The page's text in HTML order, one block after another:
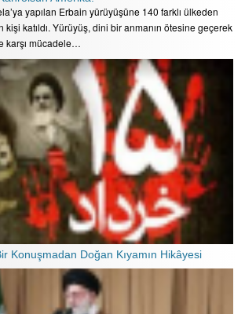
yapılan Erbain yürüyüşüne 140 farklı ülkeden
kişi katıldı. Yürüyüş, dini bir anmanın ötesine geçerek
karşı mücadele…
Konuşmadan Doğan Kıyamın Hikâyesi